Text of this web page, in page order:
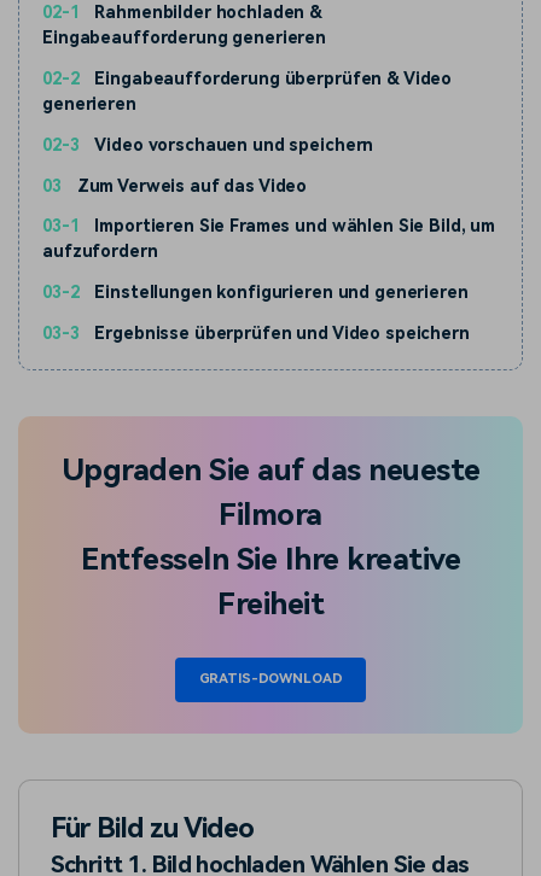
02-1
Rahmenbilder hochladen &
Eingabeaufforderung generieren
02-2
Eingabeaufforderung überprüfen & Video
generieren
02-3 Video vorschauen und speichern
03 Zum Verweis auf das Video
03-1
Importieren Sie Frames und wählen Sie Bild, um
aufzufordern
03-2 Einstellungen konfigurieren und generieren
03-3 Ergebnisse überprüfen und Video speichern
Upgraden Sie auf das neueste
Filmora
Entfesseln Sie Ihre kreative
Freiheit
GRATIS-DOWNLOAD
Für Bild zu Video
Schritt 1. Bild hochladen Wählen Sie das